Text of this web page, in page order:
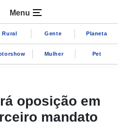
Menu
Rural Gente Planeta
Mulher Pet
oposição em
mandato